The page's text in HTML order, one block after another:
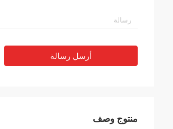
أرسل رسالة
منتوج وصف